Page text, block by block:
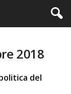
2018
del